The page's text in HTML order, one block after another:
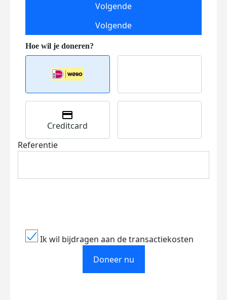
Volgende
Volgende
Creditcard
Referentie
Ik wil bijdragen aan de transactiekosten
Doneer nu